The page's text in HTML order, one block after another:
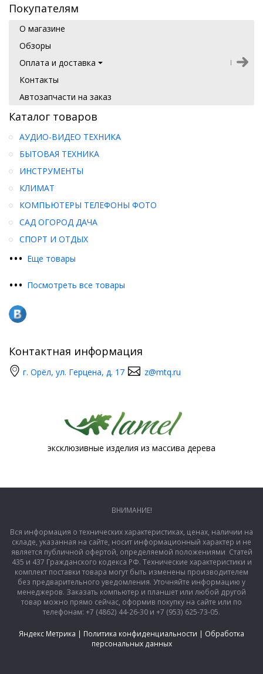
Покупателям
О магазине
Обзоры
Оплата и доставка
Контакты
Автозапчасти на заказ
Каталог товаров
••• Еще товары
АУДИО-ВИДЕО ТЕХНИКА
БЫТОВАЯ ТЕХНИКА
ИНСТРУМЕНТЫ
КЛИМАТ
КОМПЬЮТЕРЫ ТЕЛЕФОНЫ ФОТО
САД ОГОРОД ДАЧА
СПОРТ И ОТДЫХ
••• Посмотреть все товары
Контактная информация
г. Орёл, ул. Герцена, д. 17 z@mtq.ru
эксклюзивные изделия из массива дерева
ВНИМАНИЕ!
Вся информация о технических характеристиках, ценах, наличии на
складе, указанная на сайте, носит информационный характер и не
является публичной офертой, определяемой положениями Статей
435 и 437 Гражданского кодекса РФ. Технические характеристики и
комплект поставки товара могут быть изменены производителем
без предварительного уведомления. Уточняйте информацию у
менеджеров. Заказать компьютер и планшет или любой другой
товар можно прямо сейчас, оформив покупку на сайте или по
телефонам: +7 (4862) 44-26-30 и +7 (953) 625-73-05.
Яндекс Метрика | Политика конфиденциальности | Обработка
персональных данных